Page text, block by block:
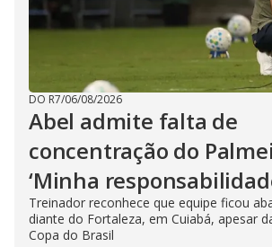
DO R7/06/08/2026
Abel admite falta de
concentração do
‘Minha
Treinador reconhece que equipe ficou
diante do Fortaleza, em Cuiabá, apesar
Copa do Brasil